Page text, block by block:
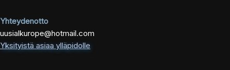
Yhteydenotto
uusialkurope@hotmail.com
Yksityistä asiaa ylläpidolle